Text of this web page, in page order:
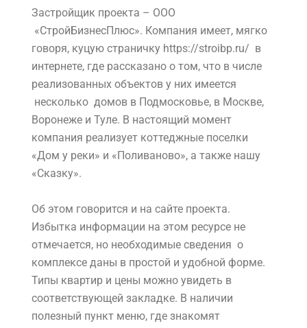
Застройщик проекта – ООО
«СтройБизнесПлюс». Компания имеет, мягко
говоря, куцую страничку https://stroibp.ru/ в
интернете, где рассказано о том, что в числе
реализованных объектов у них имеется
несколько домов в Подмосковье, в Москве,
Воронеже и Туле. В настоящий момент
компания реализует коттеджные поселки
«Дом у реки» и «Поливаново», а также нашу
«Сказку».
Об этом говорится и на сайте проекта.
Избытка информации на этом ресурсе не
отмечается, но необходимые сведения о
комплексе даны в простой и удобной форме.
Типы квартир и цены можно увидеть в
соответствующей закладке. В наличии
полезный пункт меню, где знакомят